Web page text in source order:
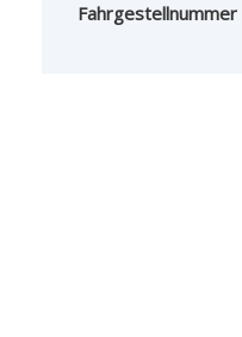
Fahrgestellnummer